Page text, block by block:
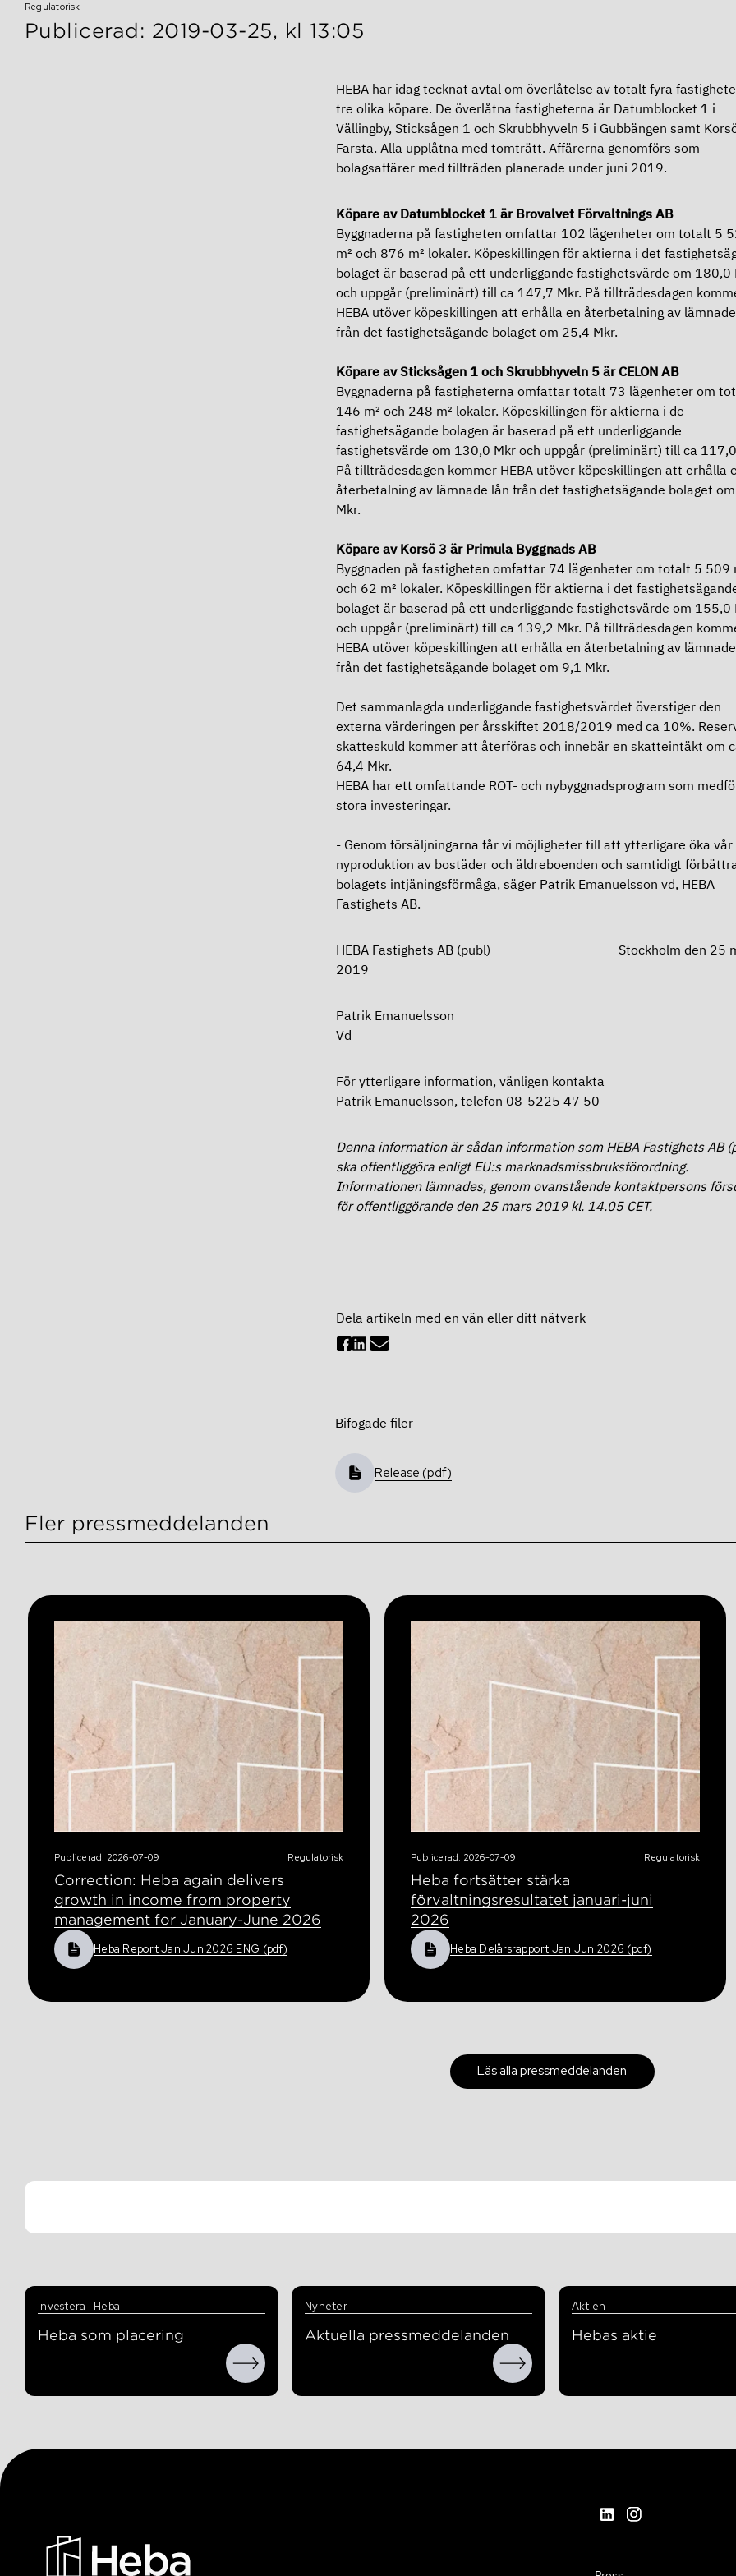
Regulatorisk
Publicerad: 2019-03-25, kl 13:05
HEBA har idag tecknat avtal om överlåtelse av totalt fyra
tre olika köpare. De överlåtna fastigheterna är Datumblocket 1 i
Vällingby, Sticksågen 1 och Skrubbhyveln 5 i Gubbängen samt
Farsta. Alla upplåtna med tomträtt. Affärerna genomförs som
bolagsaffärer med tillträden planerade under juni 2019.
Köpare av Datumblocket 1 är Brovalvet Förvaltnings AB
Byggnaderna på fastigheten omfattar 102 lägenheter om totalt 5
m² och 876 m² lokaler. Köpeskillingen för aktierna i det
bolaget är baserad på ett underliggande fastighetsvärde om 180,0
och uppgår (preliminärt) till ca 147,7 Mkr. På tillträdesdagen
HEBA utöver köpeskillingen att erhålla en återbetalning av
från det fastighetsägande bolaget om 25,4 Mkr.
Köpare av Sticksågen 1 och Skrubbhyveln 5 är CELON AB
Byggnaderna på fastigheterna omfattar totalt 73 lägenheter om
146 m² och 248 m² lokaler. Köpeskillingen för aktierna i de
fastighetsägande bolagen är baserad på ett underliggande
fastighetsvärde om 130,0 Mkr och uppgår (preliminärt) till ca
På tillträdesdagen kommer HEBA utöver köpeskillingen att erhålla
återbetalning av lämnade lån från det fastighetsägande bolaget
Mkr.
Köpare av Korsö 3 är Primula Byggnads AB
Byggnaden på fastigheten omfattar 74 lägenheter om totalt 5 509
och 62 m² lokaler. Köpeskillingen för aktierna i det
bolaget är baserad på ett underliggande fastighetsvärde om 155,0
och uppgår (preliminärt) till ca 139,2 Mkr. På tillträdesdagen
HEBA utöver köpeskillingen att erhålla en återbetalning av
från det fastighetsägande bolaget om 9,1 Mkr.
Det sammanlagda underliggande fastighetsvärdet överstiger den
externa värderingen per årsskiftet 2018/2019 med ca 10%.
skatteskuld kommer att återföras och innebär en skatteintäkt om
64,4 Mkr.
HEBA har ett omfattande ROT- och nybyggnadsprogram som
stora investeringar.
- Genom försäljningarna får vi möjligheter till att ytterligare öka vår
nyproduktion av bostäder och äldreboenden och samtidigt
bolagets intjäningsförmåga, säger Patrik Emanuelsson vd, HEBA
Fastighets AB.
HEBA Fastighets AB (publ) Stockholm den 25
2019
Patrik Emanuelsson
Vd
För ytterligare information, vänligen kontakta
Patrik Emanuelsson, telefon 08-5225 47 50
Denna information är sådan information som HEBA Fastighets AB
ska offentliggöra enligt EU:s marknadsmissbruksförordning.
Informationen lämnades, genom ovanstående kontaktpersons
för offentliggörande den 25 mars 2019 kl. 14.05 CET.
Dela artikeln med en vän eller ditt nätverk
Bifogade filer
Release (pdf)
Fler pressmeddelanden
Publicerad: 2026-07-09 Regulatorisk
Correction: Heba again delivers
growth in income from property
management for January-June 2026
Heba Report Jan Jun 2026 ENG (pdf)
Publicerad: 2026-07-09 Regulatorisk
Heba fortsätter stärka
förvaltningsresultatet januari-juni
2026
Heba Delårsrapport Jan Jun 2026 (pdf)
Läs alla pressmeddelanden
Investera i Heba
Heba som placering
Nyheter
Aktuella pressmeddelanden
Aktien
Hebas aktie